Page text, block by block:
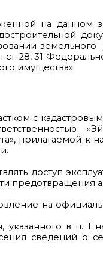
на данном
земельного
28, 31
имущества»
с
прилагаемой к
доступ
предотвращения
на
в п. 1
сведений о